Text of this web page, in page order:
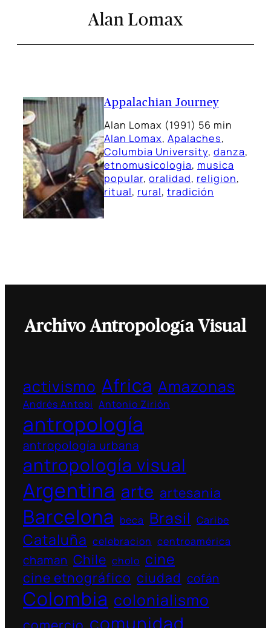
Alan Lomax
Appalachian Journey
Alan Lomax (1991) 56 min
Alan Lomax, Apalaches
Columbia University, danza
etnomusicologia, musica
popular, oralidad, religion
ritual, rural, tradición
Archivo Antropología Visual
activismo Africa Amazonas
Andrés Antebi Antonio Zirión
antropología
antropología urbana
antropología visual
Argentina arte artesania
Barcelona beca Brasil Caribe
Cataluña celebracion centroamérica
chaman Chile cholo cine
cine etnográfico ciudad cofán
Colombia colonialismo
comunidad